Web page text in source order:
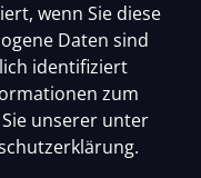
wenn Sie diese
Daten sind
identifiziert
zum
unserer unter